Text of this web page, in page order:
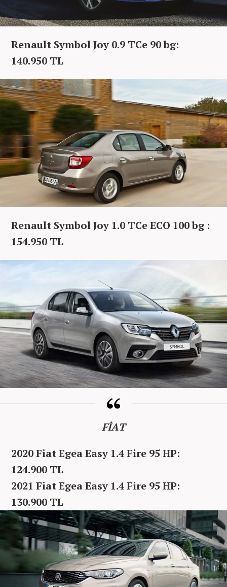
Renault Symbol Joy 0.9 TCe 90 bg:
140.950 TL
Renault Symbol Joy 1.0 TCe ECO 100 bg :
154.950 TL
FİAT
2020 Fiat Egea Easy 1.4 Fire 95 HP:
124.900 TL
2021 Fiat Egea Easy 1.4 Fire 95 HP:
130.900 TL